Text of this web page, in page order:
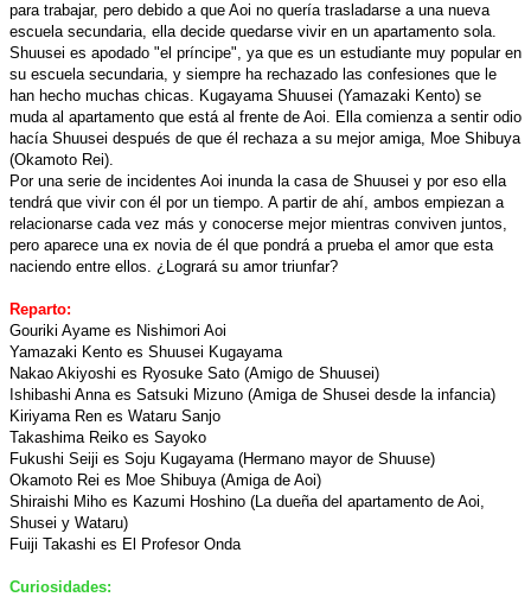
para trabajar, pero debido a que Aoi no quería trasladarse a una nueva
escuela secundaria, ella decide quedarse vivir en un apartamento sola.
Shuusei es apodado "el príncipe", ya que es un estudiante muy popular en
su escuela secundaria, y siempre ha rechazado las confesiones que le
han hecho muchas chicas. Kugayama Shuusei (Yamazaki Kento) se
muda al apartamento que está al frente de Aoi. Ella comienza a sentir odio
hacía Shuusei después de que él rechaza a su mejor amiga, Moe Shibuya
(Okamoto Rei).
Por una serie de incidentes Aoi inunda la casa de Shuusei y por eso ella
tendrá que vivir con él por un tiempo. A partir de ahí, ambos empiezan a
relacionarse cada vez más y conocerse mejor mientras conviven juntos,
pero aparece una ex novia de él que pondrá a prueba el amor que esta
naciendo entre ellos. ¿Logrará su amor triunfar?
Reparto:
Gouriki Ayame es Nishimori Aoi
Yamazaki Kento es Shuusei Kugayama
Nakao Akiyoshi es Ryosuke Sato (Amigo de Shuusei)
Ishibashi Anna es Satsuki Mizuno (Amiga de Shusei desde la infancia)
Kiriyama Ren es Wataru Sanjo
Takashima Reiko es Sayoko
Fukushi Seiji es Soju Kugayama (Hermano mayor de Shuuse)
Okamoto Rei es Moe Shibuya (Amiga de Aoi)
Shiraishi Miho es Kazumi Hoshino (La dueña del apartamento de Aoi,
Shusei y Wataru)
Fuiji Takashi es El Profesor Onda
Curiosidades: